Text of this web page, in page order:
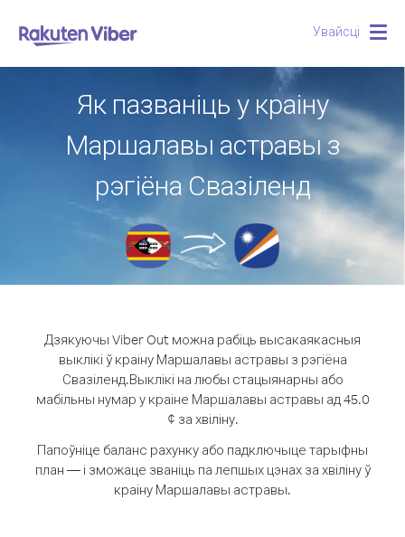
Увайсці
Як пазваніць у краіну
Маршалавы астравы з
рэгіёна Свазіленд
Дзякуючы Viber Out можна рабіць высакаякасныя
выклікі ў краіну Маршалавы астравы з рэгіёна
Свазіленд.Выклікі на любы стацыянарны або
мабільны нумар у краіне Маршалавы астравы ад 45.0
¢ за хвіліну.
Папоўніце баланс рахунку або падключыце тарыфны
план — і зможаце званіць па лепшых цэнах за хвіліну ў
краіну Маршалавы астравы.